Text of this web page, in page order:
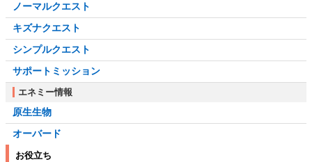
ノーマルクエスト
キズナクエスト
シンプルクエスト
サポートミッション
エネミー情報
原生生物
オーバード
お役立ち